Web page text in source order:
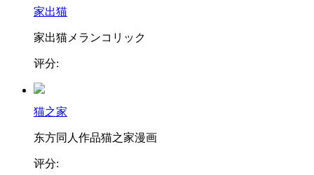
家出猫
家出猫メランコリック
评分:
猫之家
东方同人作品猫之家漫画
评分: